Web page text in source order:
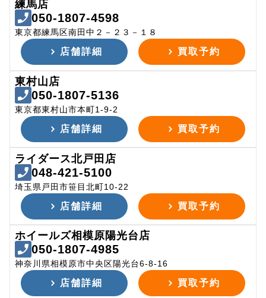
練馬店
050-1807-4598
東京都練馬区南田中２－２３－１８
店舗詳細 買取予約
東村山店
050-1807-5136
東京都東村山市本町1-9-2
店舗詳細 買取予約
ライダース北戸田店
048-421-5100
埼玉県戸田市笹目北町10-22
店舗詳細 買取予約
ホイールズ相模原陽光台店
050-1807-4985
神奈川県相模原市中央区陽光台6-8-16
店舗詳細 買取予約